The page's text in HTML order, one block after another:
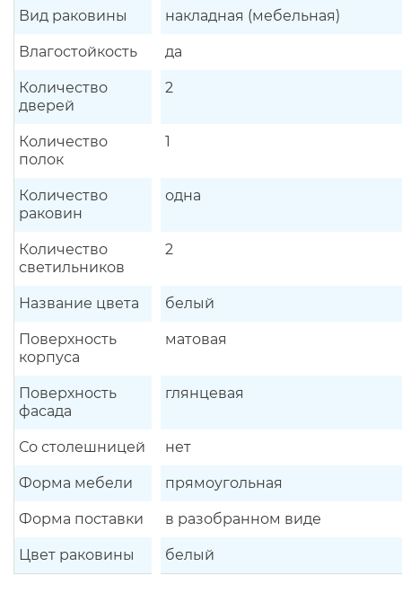
Вид раковины накладная (мебельная)
Влагостойкость да
Количество
дверей
2
Количество
полок
1
Количество
раковин
одна
Количество
светильников
2
Название цвета белый
Поверхность
корпуса
матовая
Поверхность
фасада
глянцевая
Со столешницей нет
Форма мебели прямоугольная
Форма поставки в разобранном виде
Цвет раковины белый